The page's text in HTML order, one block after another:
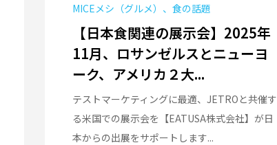
MICEメシ（グルメ）、食の話題
【日本食関連の展示会】2025年
11月、ロサンゼルスとニューヨ
ーク、アメリカ２大...
テストマーケティングに最適、JETROと共催す
る米国での展示会を【EATUSA株式会社】が日
本からの出展をサポートします...